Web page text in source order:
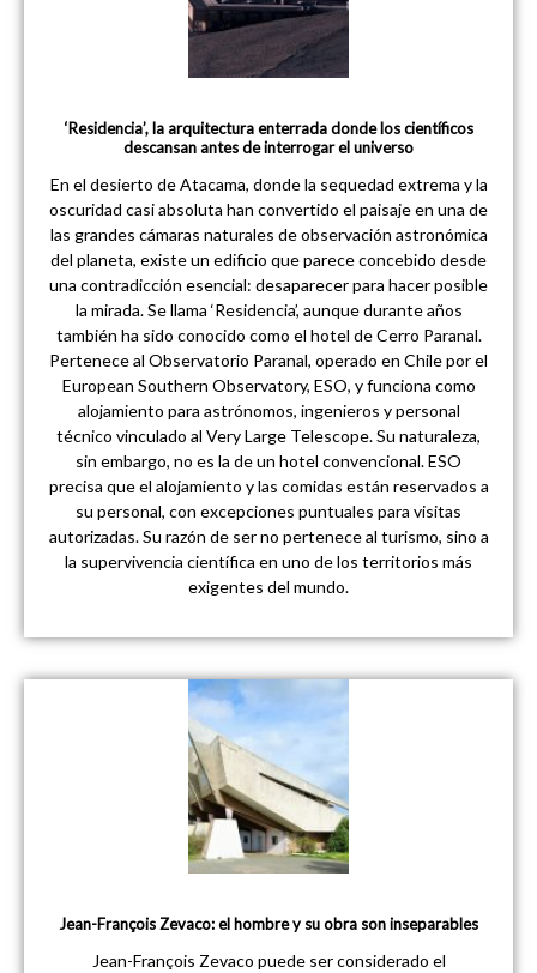
‘Residencia’, la arquitectura enterrada donde los científicos
descansan antes de interrogar el universo
En el desierto de Atacama, donde la sequedad extrema y la
oscuridad casi absoluta han convertido el paisaje en una de
las grandes cámaras naturales de observación astronómica
del planeta, existe un edificio que parece concebido desde
una contradicción esencial: desaparecer para hacer posible
la mirada. Se llama ‘Residencia’, aunque durante años
también ha sido conocido como el hotel de Cerro Paranal.
Pertenece al Observatorio Paranal, operado en Chile por el
European Southern Observatory, ESO, y funciona como
alojamiento para astrónomos, ingenieros y personal
técnico vinculado al Very Large Telescope. Su naturaleza,
sin embargo, no es la de un hotel convencional. ESO
precisa que el alojamiento y las comidas están reservados a
su personal, con excepciones puntuales para visitas
autorizadas. Su razón de ser no pertenece al turismo, sino a
la supervivencia científica en uno de los territorios más
exigentes del mundo.
Jean-François Zevaco: el hombre y su obra son inseparables
Jean-François Zevaco puede ser considerado el